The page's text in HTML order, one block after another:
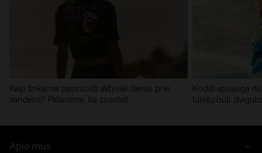
Kaip tinkamai pasiruošti aktyviai dienai prie
vandens? Patariame, ką susidėti
Kodėl apsauga
turėtų būti
Apie mus